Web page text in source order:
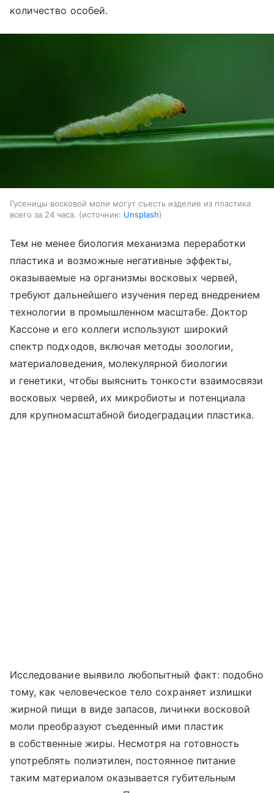
количество особей.
Гусеницы восковой моли могут съесть изделие из пластика
всего за 24 часа.
источник: Unsplash
Тем не менее биология механизма переработки
пластика и возможные негативные эффекты,
оказываемые на организмы восковых червей,
требуют дальнейшего изучения перед внедрением
технологии в промышленном масштабе. Доктор
Кассоне и его коллеги используют широкий
спектр подходов, включая методы зоологии,
материаловедения, молекулярной биологии
и генетики, чтобы выяснить тонкости взаимосвязи
восковых червей, их микробиоты и потенциала
для крупномасштабной биодеградации пластика.
Исследование выявило любопытный факт: подобно
тому, как человеческое тело сохраняет излишки
жирной пищи в виде запасов, личинки восковой
моли преобразуют съеденный ими пластик
в собственные жиры. Несмотря на готовность
употреблять полиэтилен, постоянное питание
таким материалом оказывается губительным